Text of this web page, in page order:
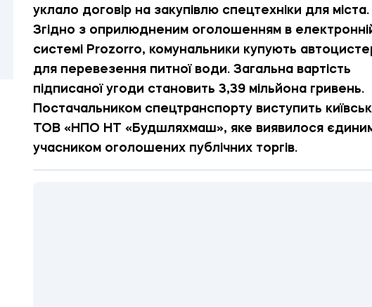
уклало договір на закупівлю спецтехніки для міста.
Згідно з оприлюдненим оголошенням в
системі Prozorro, комунальники купують
для перевезення питної води. Загальна вартість
підписаної угоди становить 3,39 мільйона гривень.
Постачальником спецтранспорту виступить
ТОВ «НПО НТ «Будшляхмаш», яке виявилося
учасником оголошених публічних торгів.